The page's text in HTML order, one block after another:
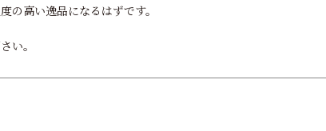
の高い逸品になるはずです。
い。